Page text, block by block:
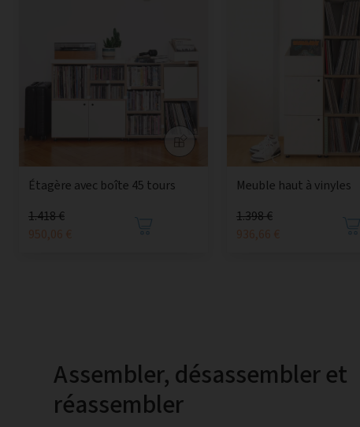
Étagère avec boîte 45 tours
1.418 €
950,06 €
Meuble haut à vinyles
1.398 €
936,66 €
Assembler, désassembler et
réassembler